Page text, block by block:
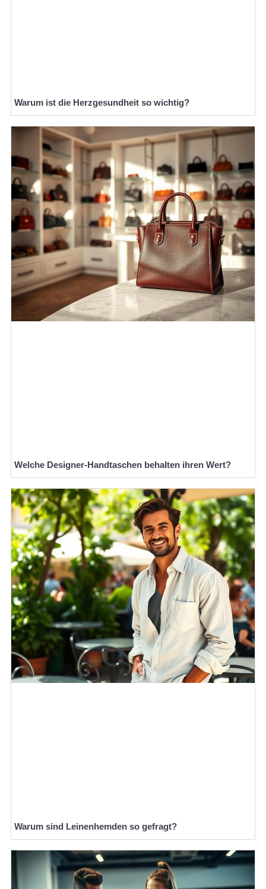
Warum ist die Herzgesundheit so wichtig?
Welche Designer-Handtaschen behalten ihren Wert?
Warum sind Leinenhemden so gefragt?